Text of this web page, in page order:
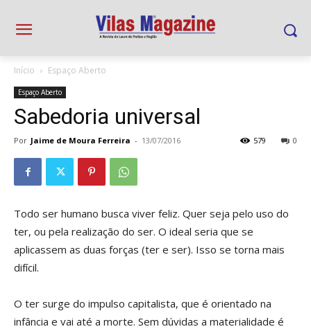
Início Espaço Aberto
Espaço Aberto
Sabedoria universal
Por Jaime de Moura Ferreira - 13/07/2016 0
579
Todo ser humano busca viver feliz. Quer seja pelo uso do
ter, ou pela realização do ser. O ideal seria que se
aplicassem as duas forças (ter e ser). Isso se torna mais
difícil.
O ter surge do impulso capitalista, que é orientado na
infância e vai até a morte. Sem dúvidas a materialidade é